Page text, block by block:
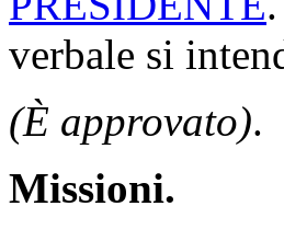
verbale si
(È approvato).
Missioni.